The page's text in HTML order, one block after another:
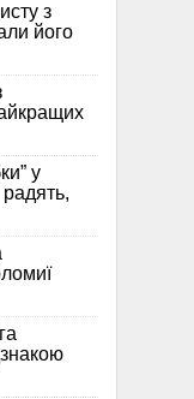
з
його
у
радять,